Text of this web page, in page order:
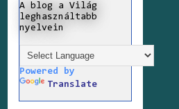
A blog a Világ
leghasználtabb
nyelvein
Powered by
Translate